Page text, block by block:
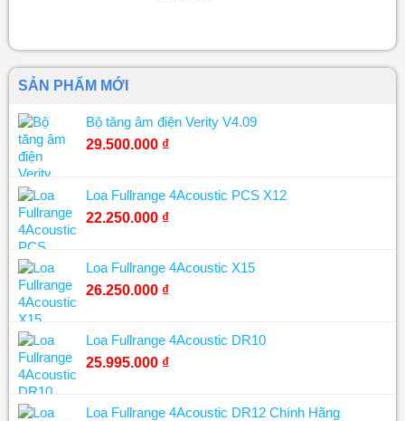
SẢN PHẨM MỚI
Bộ tăng âm điện Verity V4.09
29.500.000 ₫
Loa Fullrange 4Acoustic PCS X12
22.250.000 ₫
Loa Fullrange 4Acoustic X15
26.250.000 ₫
Loa Fullrange 4Acoustic DR10
25.995.000 ₫
Loa Fullrange 4Acoustic DR12 Chính Hãng